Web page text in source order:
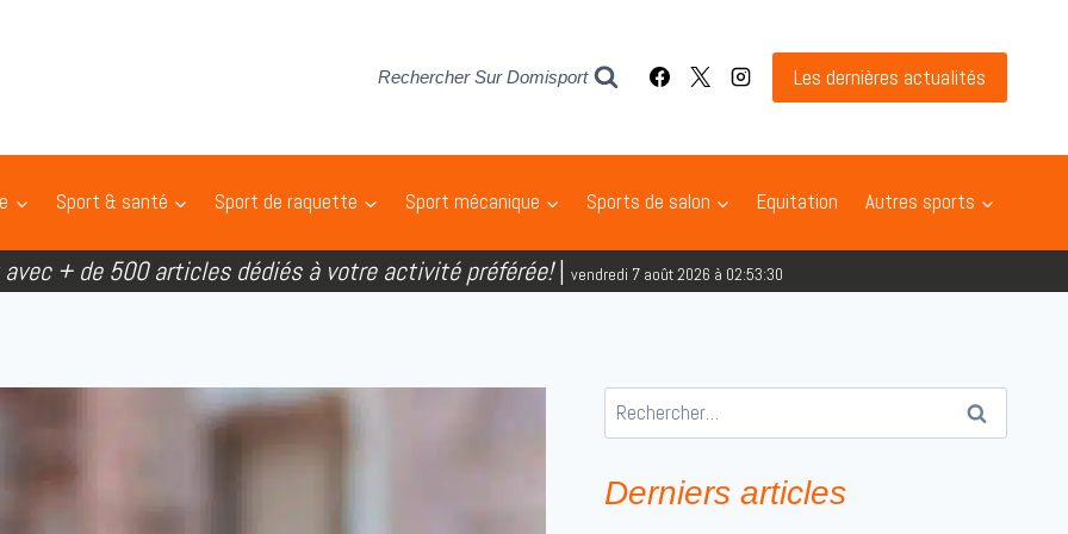
Rechercher Sur Domisport Les dernières actualités
Sport & santé Sport de raquette Sport mécanique Sports de salon Equitation Autres sports
+ de 500 articles dédiés à votre activité préférée!| vendredi 7 août 2026 à 02:53:31
Rechercher :
Derniers articles